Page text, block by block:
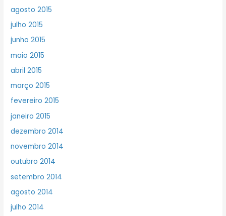
agosto 2015
julho 2015
junho 2015
maio 2015
abril 2015
março 2015
fevereiro 2015
janeiro 2015
dezembro 2014
novembro 2014
outubro 2014
setembro 2014
agosto 2014
julho 2014